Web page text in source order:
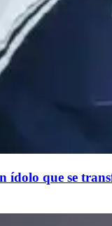
ídolo que se